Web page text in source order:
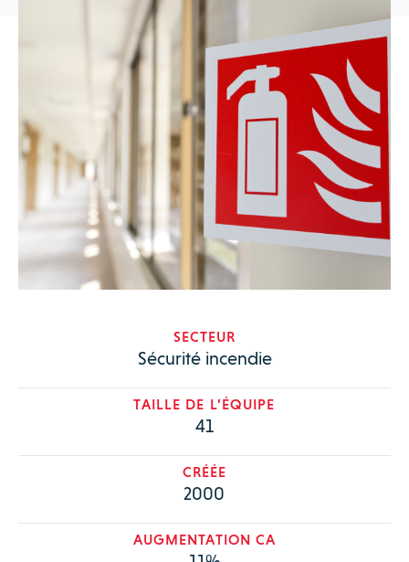
SECTEUR
Sécurité incendie
TAILLE DE L’ÉQUIPE
41
CRÉÉE
2000
AUGMENTATION CA